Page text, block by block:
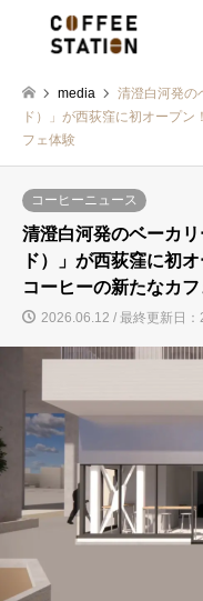
media
清澄白河発の
ド）」が西荻窪に初オープ
フェ体験
コーヒーニュース
清澄白河発のベーカ
ド）」が西荻窪に初
コーヒーの新たなカ
2026.06.12 / 最終更新日